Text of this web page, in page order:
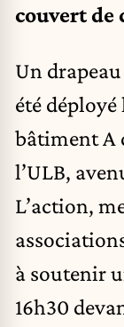
couvert de
Un
été
bâtiment A
l’ULB,
L’action,
à soutenir
16h30